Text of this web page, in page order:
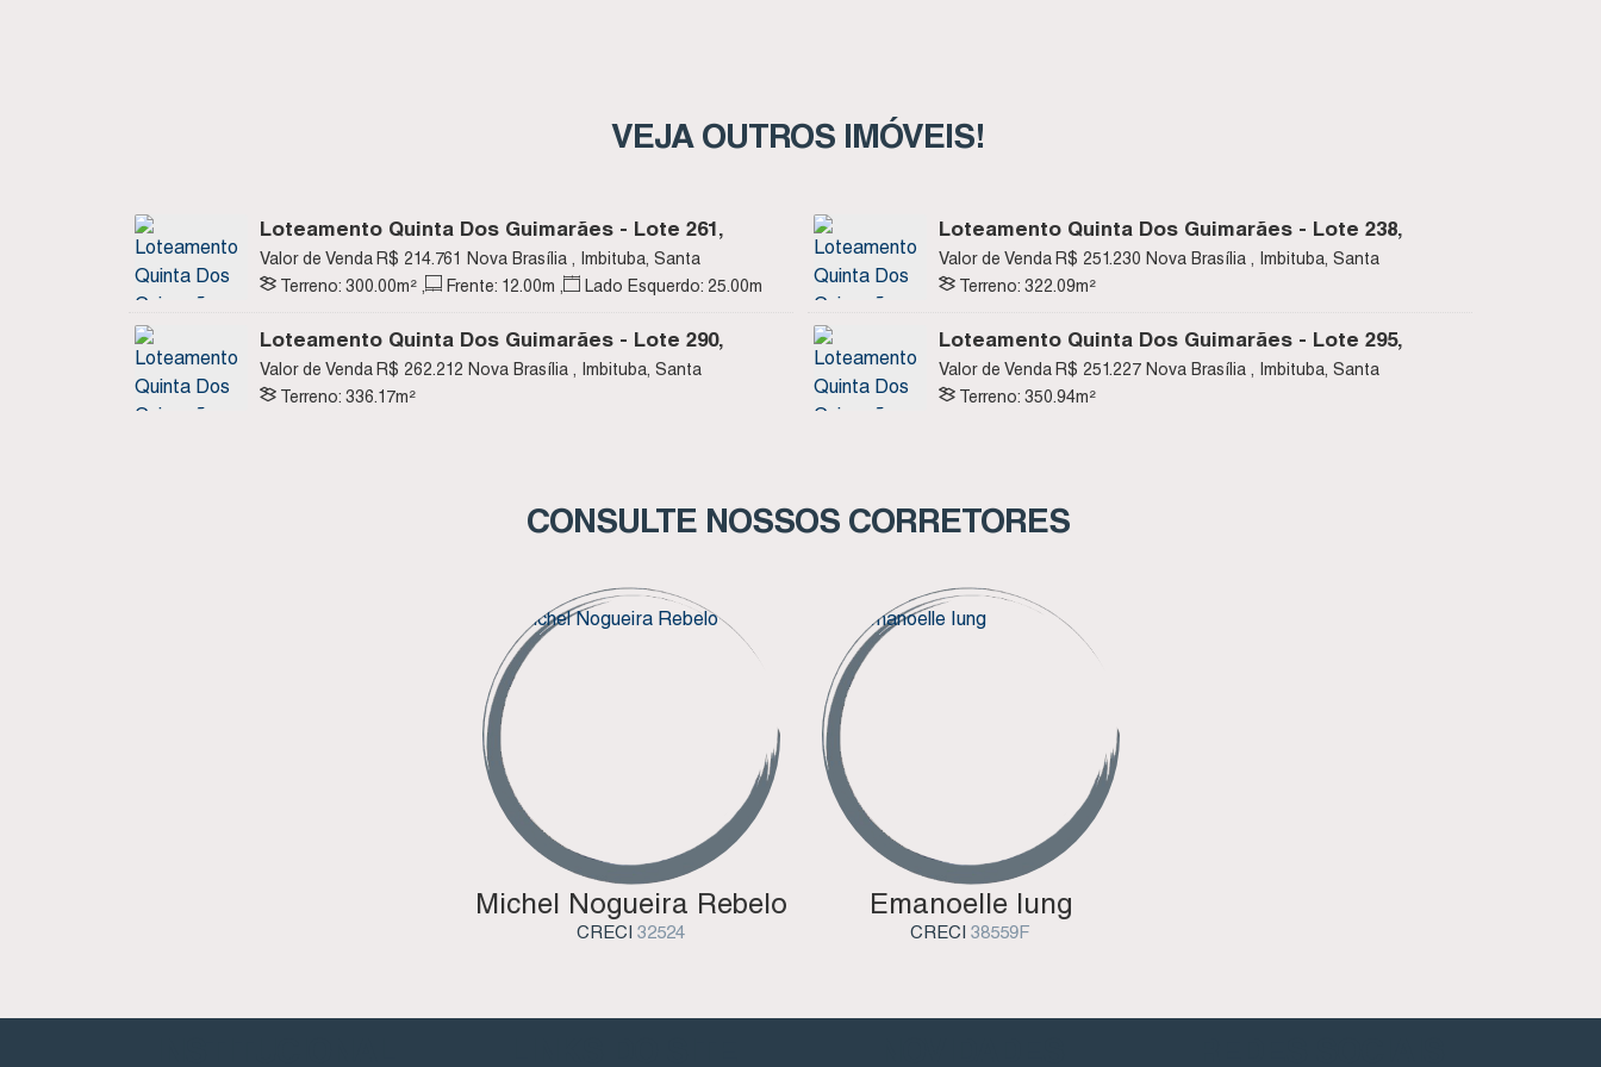
VEJA OUTROS IMÓVEIS!
Loteamento Quinta Dos Guimarães - Lote 261,
Quadra K - Nova Brasília - Imbituba SC
R$ 214.761
Valor de Venda
Nova Brasília , Imbituba, Santa
Catarina, Brasil
Terreno: 300.00m² , Frente: 12.00m , Lado Esquerdo: 25.00m
Loteamento Quinta Dos Guimarães - Lote 238,
Quadra J - Nova Brasília - Imbituba SC
R$ 251.230
Valor de Venda
Nova Brasília , Imbituba, Santa
Catarina, Brasil
Terreno: 322.09m²
Loteamento Quinta Dos Guimarães - Lote 290,
Quadra L - Nova Brasília - Imbituba SC
R$ 262.212
Valor de Venda
Nova Brasília , Imbituba, Santa
Catarina, Brasil
Terreno: 336.17m²
Loteamento Quinta Dos Guimarães - Lote 295,
Quadra L - Nova Brasília - Imbituba SC
R$ 251.227
Valor de Venda
Nova Brasília , Imbituba, Santa
Catarina, Brasil
Terreno: 350.94m²
CONSULTE NOSSOS CORRETORES
Michel Nogueira Rebelo
CRECI 32524
Emanoelle Iung
CRECI 38559F